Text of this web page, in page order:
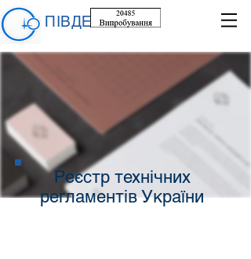
ПІВДЕНТЕСТ
Реєстр технічних
регламентів України